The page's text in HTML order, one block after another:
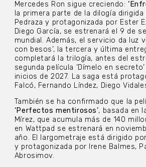
Mercedes Ron sigue creciendo:
la primera parte de la dilogía dirigida
Pedraza y protagonizada por Ester
Diego García, se estrenará el 9 de
mundial. Además, el servicio da luz
con besos’, la tercera y última
completará la trilogía, antes del
segunda película ‘Dímelo en
inicios de 2027. La saga está
Falcó, Fernando Líndez, Diego
También se ha confirmado que la
‘Perfectos mentirosos’, basada en
Mírez, que acumula más de 140
en Wattpad se estrenará en
año. El largometraje está dirigido
y protagonizada por Irene Balmes,
Abrosimov.